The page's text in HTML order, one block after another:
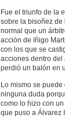
Fue el triunfo de la
sobre la bisoñez de
normal que un
acción de Iñigo
con los que se
acciones dentro del
perdió un balón en
Lo mismo se
ninguna duda
como lo hizo con
que puso a Álvarez